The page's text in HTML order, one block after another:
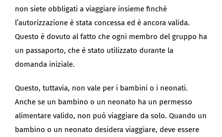
non siete obbligati a viaggiare insieme finché
l’autorizzazione è stata concessa ed è ancora valida.
Questo è dovuto al fatto che ogni membro del gruppo ha
un passaporto, che è stato utilizzato durante la
domanda iniziale.
Questo, tuttavia, non vale per i bambini o i neonati.
Anche se un bambino o un neonato ha un permesso
alimentare valido, non può viaggiare da solo. Quando un
bambino o un neonato desidera viaggiare, deve essere